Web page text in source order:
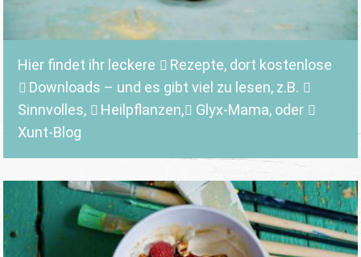
Hier findet ihr leckere Rezepte, dort kostenlose
Downloads – und es gibt viel zu lesen, z.B.
Sinnvolles, Heilpflanzen, Glyx-Mama,oder
Xunt-Blog